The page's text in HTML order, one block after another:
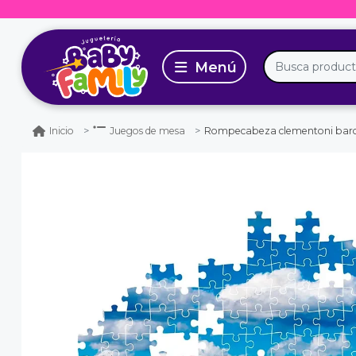
Inicio Juegos de mesa Rompecabeza clementoni